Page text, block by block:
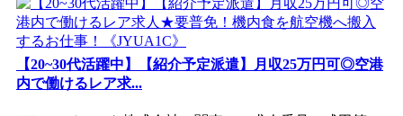
【20~30代活躍中】【紹介予定派遣】月収25万円可◎空港
内で働けるレア求...